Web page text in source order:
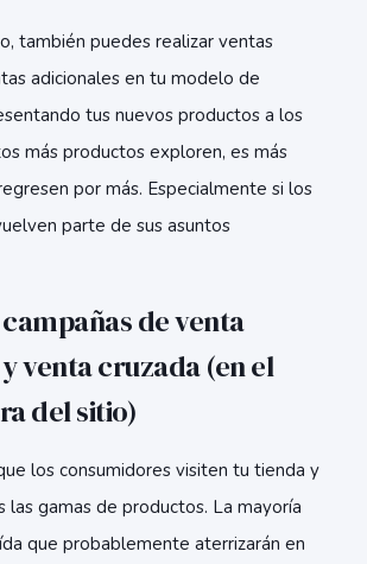
también puedes realizar ventas
adicionales en tu modelo de
tus nuevos productos a los
más productos exploren, es más
por más. Especialmente si los
parte de sus asuntos
de venta
venta cruzada (en el
del sitio)
los consumidores visiten tu tienda y
las gamas de productos. La mayoría
que probablemente aterrizarán en